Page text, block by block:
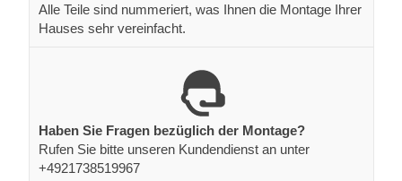
Alle Teile sind nummeriert, was Ihnen die Montage Ihrer
Hauses sehr vereinfacht.
Haben Sie Fragen bezüglich der Montage?
Rufen Sie bitte unseren Kundendienst an unter
+4921738519967